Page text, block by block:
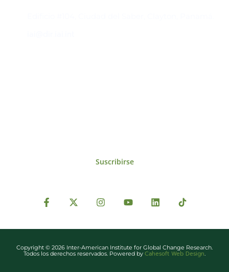
Suscribirse
Copyright © 2026 Inter-American Institute for Global Change Research.
Todos los derechos reservados. Powered by Cahesoft Web Design.